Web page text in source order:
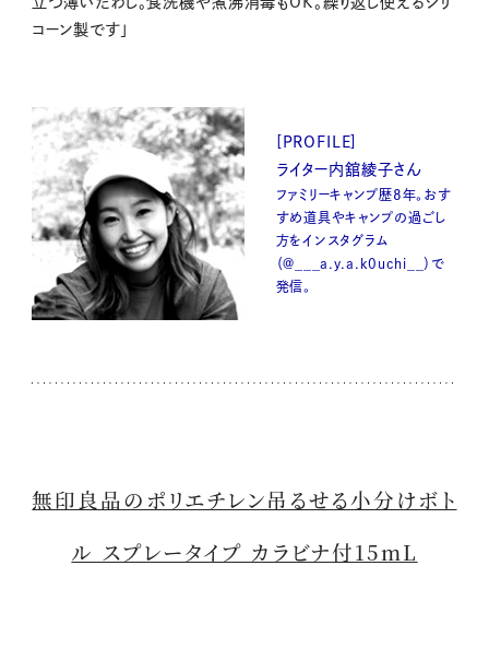
コーン製です」
[PROFILE]
ライター内舘綾子さん
ファミリーキャンプ歴8年。おす
すめ道具やキャンプの過ごし
方をインスタグラム
（@___a.y.a.k0uchi__）で
発信。
無印良品のポリエチレン吊るせる小分けボト
ル スプレータイプ カラビナ付15mL